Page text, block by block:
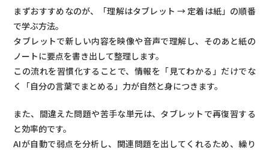
まずおすすめなのが、「理解はタブレット → 定着は紙」の順番
で学ぶ方法。
タブレットで新しい内容を映像や音声で理解し、そのあと紙の
ノートに要点を書き出して整理します。
この流れを習慣化することで、情報を「見てわかる」だけでな
く「自分の言葉でまとめる」力が自然と身につきます。
また、間違えた問題や苦手な単元は、タブレットで再復習する
と効率的です。
AIが自動で弱点を分析し、関連問題を出してくれるため、繰り